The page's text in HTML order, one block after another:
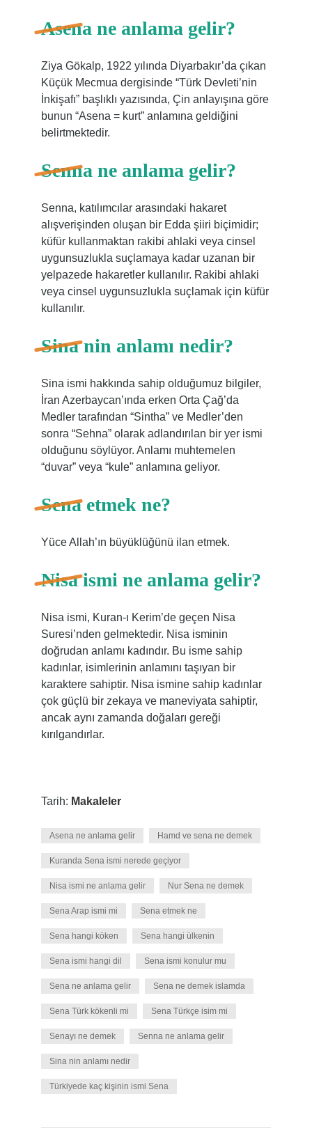
Asena ne anlama gelir?
Ziya Gökalp, 1922 yılında Diyarbakır’da çıkan
Küçük Mecmua dergisinde “Türk Devleti’nin
İnkişafı” başlıklı yazısında, Çin anlayışına göre
bunun “Asena = kurt” anlamına geldiğini
belirtmektedir.
Senna ne anlama gelir?
Senna, katılımcılar arasındaki hakaret
alışverişinden oluşan bir Edda şiiri biçimidir;
küfür kullanmaktan rakibi ahlaki veya cinsel
uygunsuzlukla suçlamaya kadar uzanan bir
yelpazede hakaretler kullanılır. Rakibi ahlaki
veya cinsel uygunsuzlukla suçlamak için küfür
kullanılır.
Sina nin anlamı nedir?
Sina ismi hakkında sahip olduğumuz bilgiler,
İran Azerbaycan’ında erken Orta Çağ’da
Medler tarafından “Sintha” ve Medler’den
sonra “Sehna” olarak adlandırılan bir yer ismi
olduğunu söylüyor. Anlamı muhtemelen
“duvar” veya “kule” anlamına geliyor.
Sena etmek ne?
Yüce Allah’ın büyüklüğünü ilan etmek.
Nisa ismi ne anlama gelir?
Nisa ismi, Kuran-ı Kerim’de geçen Nisa
Suresi’nden gelmektedir. Nisa isminin
doğrudan anlamı kadındır. Bu isme sahip
kadınlar, isimlerinin anlamını taşıyan bir
karaktere sahiptir. Nisa ismine sahip kadınlar
çok güçlü bir zekaya ve maneviyata sahiptir,
ancak aynı zamanda doğaları gereği
kırılgandırlar.
Tarih: Makaleler
Asena ne anlama gelir Hamd ve sena ne demek
Kuranda Sena ismi nerede geçiyor
Nisa ismi ne anlama gelir Nur Sena ne demek
Sena Arap ismi mi Sena etmek ne
Sena hangi köken Sena hangi ülkenin
Sena ismi hangi dil Sena ismi konulur mu
Sena ne anlama gelir Sena ne demek islamda
Sena Türk kökenli mi Sena Türkçe isim mi
Senayı ne demek Senna ne anlama gelir
Sina nin anlamı nedir
Türkiyede kaç kişinin ismi Sena